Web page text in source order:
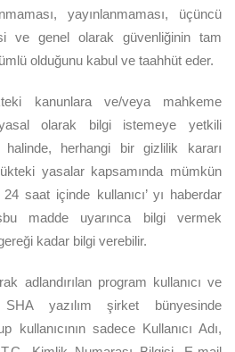
yayınlanmaması, üçüncü
ve genel olarak güvenliğinin tam
olduğunu kabul ve taahhüt eder.
kanunlara ve/veya mahkeme
olarak bilgi istemeye yetkili
halinde, herhangi bir gizlilik kararı
yasalar kapsamında mümkün
saat içinde kullanıcı’ yı haberdar
madde uyarınca bilgi vermek
kadar bilgi verebilir.
adlandırılan program kullanıcı ve
SHA yazılım şirket bünyesinde
kullanıcının sadece Kullanıcı Adı,